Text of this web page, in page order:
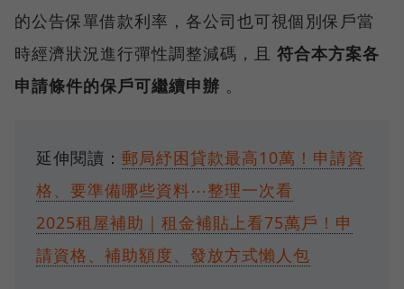
的公告保單借款利率，各公司也可視個別保戶當
時經濟狀況進行彈性調整減碼，且 符合本方案各
申請條件的保戶可繼續申辦 。
延伸閱讀： 郵局紓困貸款最高10萬！申請資
格、要準備哪些資料⋯整理一次看
2025租屋補助｜租金補貼上看75萬戶！申
請資格、補助額度、發放方式懶人包